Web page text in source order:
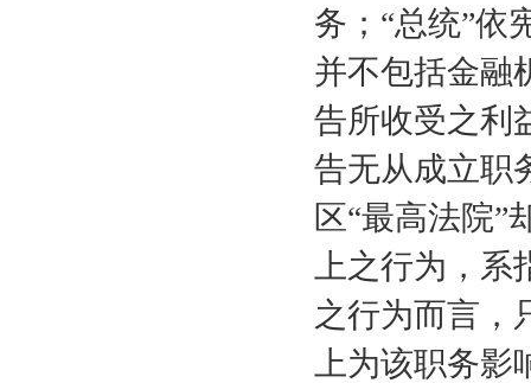
务；“总统”依
并不包括金融
告所收受之利
告无从成立职
区“最高法院”
上之行为，
之行为而言，
上为该职务